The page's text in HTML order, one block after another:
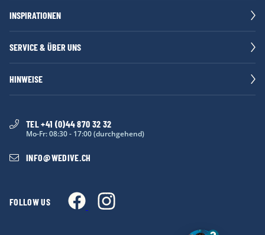
INSPIRATIONEN
SERVICE & ÜBER UNS
HINWEISE
TEL +41 (0)44 870 32 32
Mo-Fr: 08:30 - 17:00 (durchgehend)
INFO@WEDIVE.CH
FOLLOW US